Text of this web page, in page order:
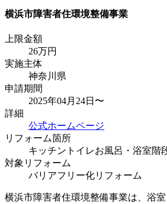
横浜市障害者住環境整備事業
上限金額
26万円
実施主体
神奈川県
申請期間
2025年04月24日〜
詳細
公式ホームページ
リフォーム箇所
キッチン トイレお風呂・浴室階
対象リフォーム
バリアフリー化リフォーム
横浜市障害者住環境整備事業は、浴